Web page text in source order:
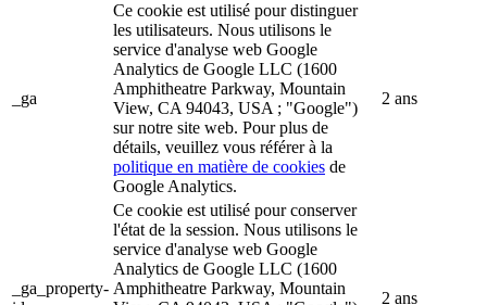
_ga
Ce cookie est utilisé pour distinguer
les utilisateurs. Nous utilisons le
service d'analyse web Google
Analytics de Google LLC (1600
Amphitheatre Parkway, Mountain
View, CA 94043, USA ; "Google")
sur notre site web. Pour plus de
détails, veuillez vous référer à la
politique en matière de cookies de
Google Analytics.
2 ans
_ga_property-
Ce cookie est utilisé pour conserver
l'état de la session. Nous utilisons le
service d'analyse web Google
Analytics de Google LLC (1600
Amphitheatre Parkway, Mountain
2 ans